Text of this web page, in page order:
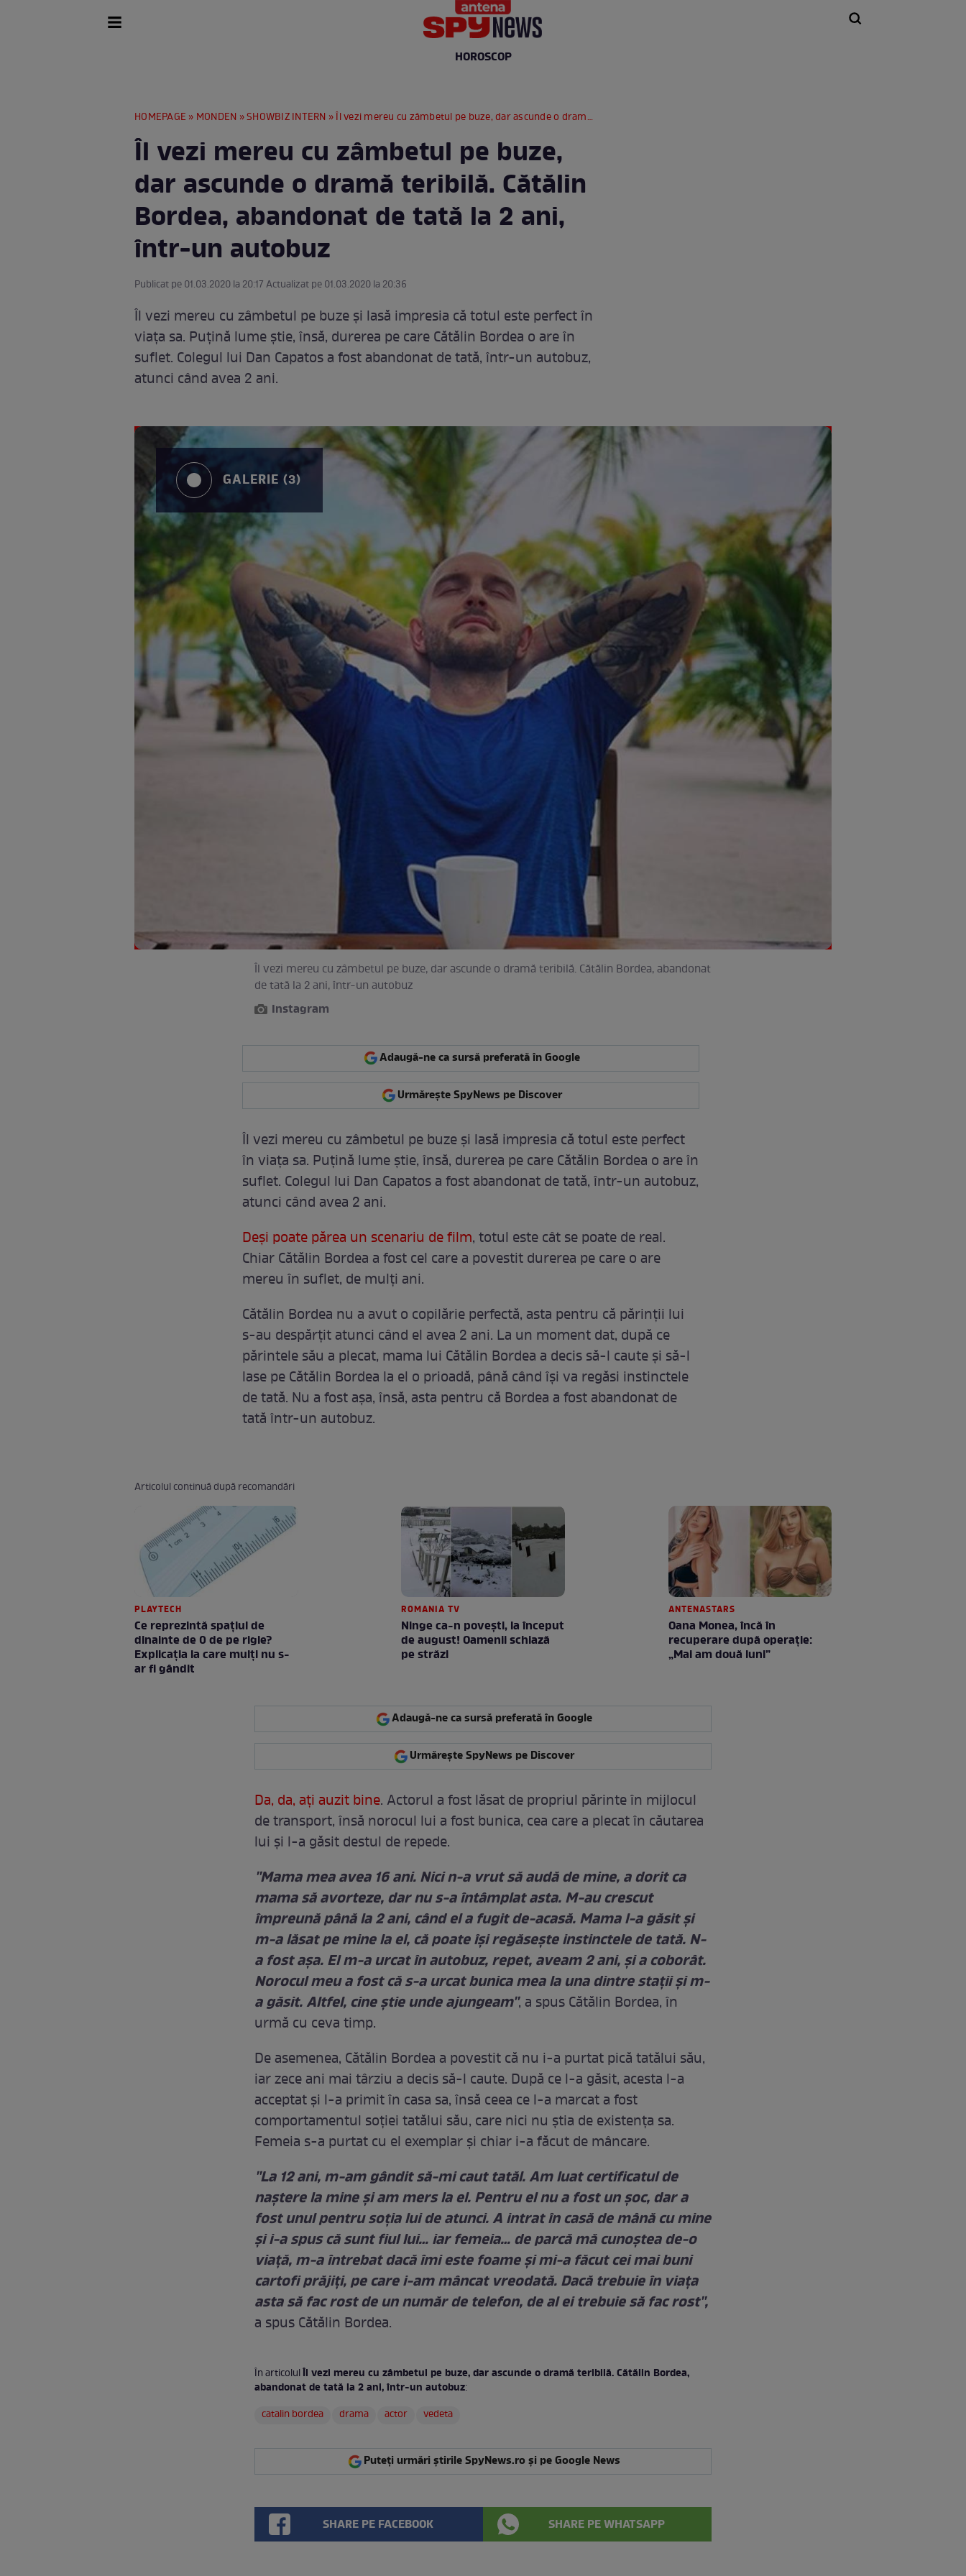
HOROSCOP
HOMEPAGE » MONDEN »SHOWBIZ INTERN » Îl vezi mereu cu zâmbetul pe buze, dar ascunde o dramă teribilă. Cătălin Bordea, abandonat de tată la 2 ani, într-un autobuz
Îl vezi mereu cu zâmbetul pe buze,
dar ascunde o dramă teribilă. Cătălin
Bordea, abandonat de tată la 2 ani,
într-un autobuz
Publicat pe 01.03.2020 la 20:17 Actualizat pe 01.03.2020 la 20:36
Îl vezi mereu cu zâmbetul pe buze și lasă impresia că totul este perfect în
viața sa. Puțină lume știe, însă, durerea pe care Cătălin Bordea o are în
suflet. Colegul lui Dan Capatos a fost abandonat de tată, într-un autobuz,
atunci când avea 2 ani.
GALERIE (3)
Îl vezi mereu cu zâmbetul pe buze, dar ascunde o dramă teribilă. Cătălin Bordea, abandonat
de tată la 2 ani, într-un autobuz
Instagram
Adaugă-ne ca sursă preferată în Google
Urmărește SpyNews pe Discover
Îl vezi mereu cu zâmbetul pe buze și lasă impresia că totul este perfect
în viața sa. Puțină lume știe, însă, durerea pe care Cătălin Bordea o are în
suflet. Colegul lui Dan Capatos a fost abandonat de tată, într-un autobuz,
atunci când avea 2 ani.
Deși poate părea un scenariu de film, totul este cât se poate de real.
Chiar Cătălin Bordea a fost cel care a povestit durerea pe care o are
mereu în suflet, de mulți ani.
Cătălin Bordea nu a avut o copilărie perfectă, asta pentru că părinții lui
s-au despărțit atunci când el avea 2 ani. La un moment dat, după ce
părintele său a plecat, mama lui Cătălin Bordea a decis să-l caute și să-l
lase pe Cătălin Bordea la el o prioadă, până când își va regăsi instinctele
de tată. Nu a fost așa, însă, asta pentru că Bordea a fost abandonat de
tată într-un autobuz.
Articolul continuă după recomandări
PLAYTECH
Ce reprezintă spaţiul de
dinainte de 0 de pe rigle?
Explicaţia la care mulţi nu s-
ar fi gândit
ROMANIA TV
Ninge ca-n povești, la început
de august! Oamenii schiază
pe străzi
ANTENASTARS
Oana Monea, încă în
recuperare după operație:
„Mai am două luni”
Adaugă-ne ca sursă preferată în Google
Urmărește SpyNews pe Discover
Da, da, ați auzit bine. Actorul a fost lăsat de propriul părinte în mijlocul
de transport, însă norocul lui a fost bunica, cea care a plecat în căutarea
lui și l-a găsit destul de repede.
''Mama mea avea 16 ani. Nici n-a vrut să audă de mine, a dorit ca
mama să avorteze, dar nu s-a întâmplat asta. M-au crescut
împreună până la 2 ani, când el a fugit de-acasă. Mama l-a găsit şi
m-a lăsat pe mine la el, că poate îşi regăseşte instinctele de tată. N-
a fost aşa. El m-a urcat în autobuz, repet, aveam 2 ani, şi a coborât.
Norocul meu a fost că s-a urcat bunica mea la una dintre staţii şi m-
a găsit. Altfel, cine ştie unde ajungeam'', a spus Cătălin Bordea, în
urmă cu ceva timp.
De asemenea, Cătălin Bordea a povestit că nu i-a purtat pică tatălui său,
iar zece ani mai târziu a decis să-l caute. După ce l-a găsit, acesta l-a
acceptat și l-a primit în casa sa, însă ceea ce l-a marcat a fost
comportamentul soției tatălui său, care nici nu știa de existența sa.
Femeia s-a purtat cu el exemplar și chiar i-a făcut de mâncare.
''La 12 ani, m-am gândit să-mi caut tatăl. Am luat certificatul de
naştere la mine şi am mers la el. Pentru el nu a fost un şoc, dar a
fost unul pentru soţia lui de atunci. A intrat în casă de mână cu mine
şi i-a spus că sunt fiul lui… iar femeia… de parcă mă cunoştea de-o
viaţă, m-a întrebat dacă îmi este foame şi mi-a făcut cei mai buni
cartofi prăjiţi, pe care i-am mâncat vreodată. Dacă trebuie în viaţa
asta să fac rost de un număr de telefon, de al ei trebuie să fac rost'',
a spus Cătălin Bordea.
În articolulÎl vezi mereu cu zâmbetul pe buze, dar ascunde o dramă teribilă. Cătălin Bordea,
abandonat de tată la 2 ani, într-un autobuz:
catalin bordea
drama actor vedeta
Puteți urmări știrile SpyNews.ro și pe Google News
SHARE PE FACEBOOK SHARE PE WHATSAPP